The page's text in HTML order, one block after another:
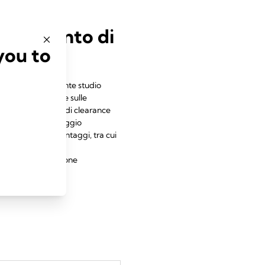
di
Un recente studio
ematica (RBS) e sulle
le tecnologie di clearance
superato il drenaggio
fornito ulteriori vantaggi, tra cui
postoperatoria
e riduzione
to